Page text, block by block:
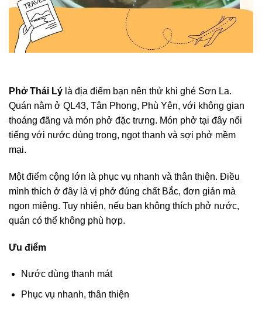
Phở Thái Lý là địa điểm bạn nên thử khi ghé Sơn La.
Quán nằm ở QL43, Tân Phong, Phù Yên, với không gian
thoáng đãng và món phở đặc trưng. Món phở tại đây nổi
tiếng với nước dùng trong, ngọt thanh và sợi phở mềm
mại.
Một điểm cộng lớn là phục vụ nhanh và thân thiện. Điều
mình thích ở đây là vị phở đúng chất Bắc, đơn giản mà
ngon miệng. Tuy nhiên, nếu bạn không thích phở nước,
quán có thể không phù hợp.
Ưu điểm
Nước dùng thanh mát
Phục vụ nhanh, thân thiện